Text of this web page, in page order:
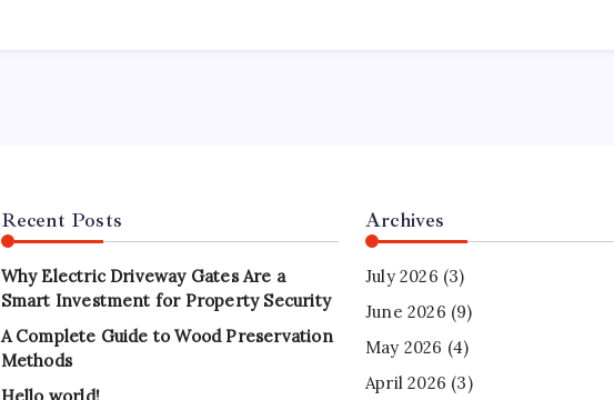
Recent Posts
Why Electric Driveway Gates Are a
Smart Investment for Property Security
A Complete Guide to Wood Preservation
Methods
Archives
July 2026 (3)
June 2026 (9)
May 2026 (4)
April 2026 (3)